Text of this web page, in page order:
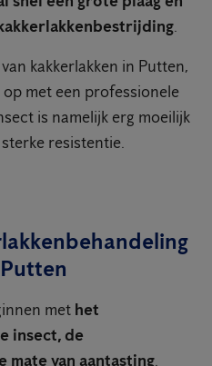
.
kakkerlakken in Putten,
met een professionele
is namelijk erg moeilijk
resistentie.
met het
insect, de
van aantasting.